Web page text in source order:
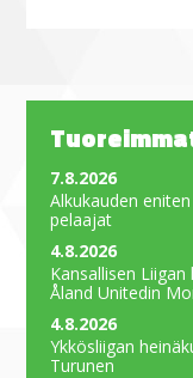
7.8.2026
Alkukauden
pelaajat
4.8.2026
Kansallisen
Åland Unitedin
4.8.2026
Ykkösliigan
Turunen